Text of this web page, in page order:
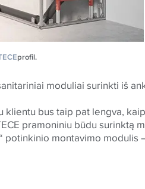
profil.
moduliai surinkti iš
klientu bus taip pat lengva,
pramoniniu būdu surinktą
potinkinio montavimo modulis